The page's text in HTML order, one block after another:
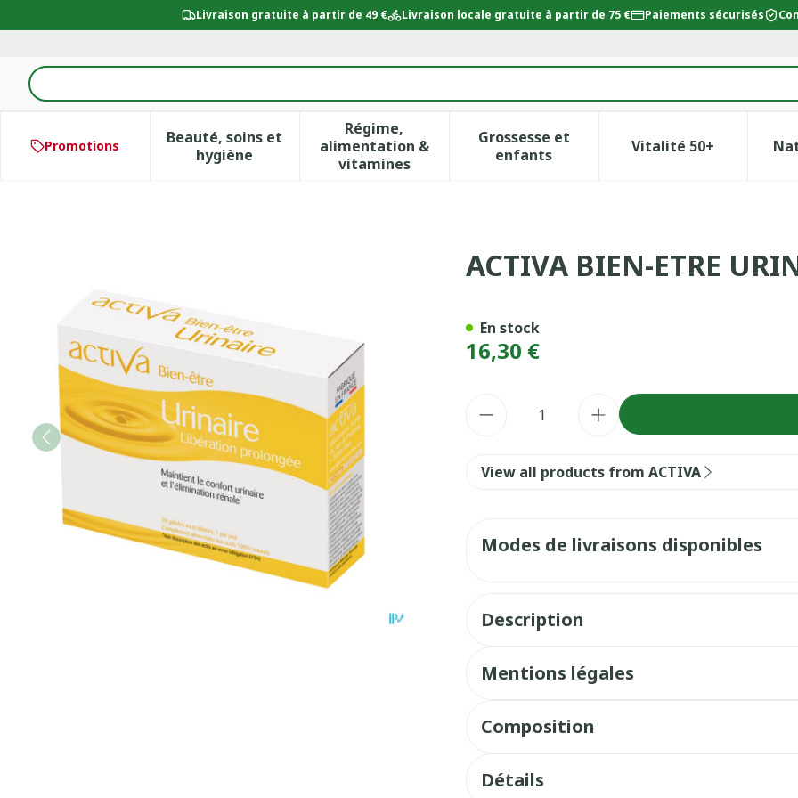
Livraison gratuite à partir de 49 € Livraison locale gratuite à partir de 75 € Paiements sécurisés
Rechercher
Promotions
Beauté, soins et
hygièneAfficher le sous-menu pour la catégorie Beauté, soins et hygiène
Régime,
alimentation &
vitamines
Afficher le sous-menu pour la catégorie Régime,
Grossesse et
enfantsAfficher le sous-menu pour la
Vitalité 50+Afficher le sous-
ACTIVA BIEN-ETRE URINAIRE GELUL 30ACTIVA BIEN-ETRE
16,30 €
En stock
View all products from ACTIVA
Modes de livraisons disponibles
Description
Mentions légales
Composition
Détails